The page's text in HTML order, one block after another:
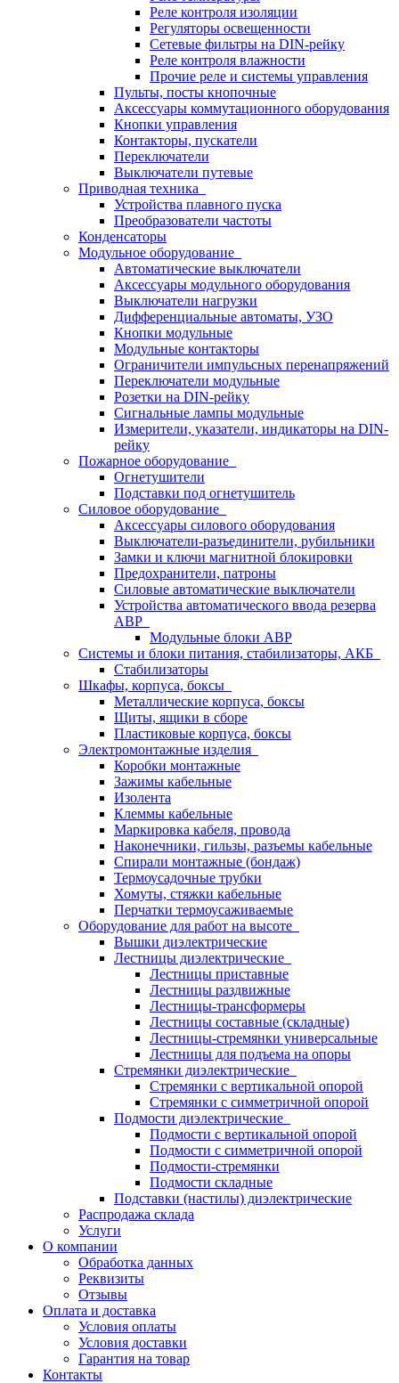
Реле контроля изоляции
Регуляторы освещенности
Сетевые фильтры на DIN-рейку
Реле контроля влажности
Прочие реле и системы управления
Пульты, посты кнопочные
Аксессуары коммутационного оборудования
Кнопки управления
Контакторы, пускатели
Переключатели
Выключатели путевые
Приводная техника
Устройства плавного пуска
Преобразователи частоты
Конденсаторы
Модульное оборудование
Автоматические выключатели
Аксессуары модульного оборудования
Выключатели нагрузки
Дифференциальные автоматы, УЗО
Кнопки модульные
Модульные контакторы
Ограничители импульсных перенапряжений
Переключатели модульные
Розетки на DIN-рейку
Сигнальные лампы модульные
Измерители, указатели, индикаторы на DIN-
рейку
Пожарное оборудование
Огнетушители
Подставки под огнетушитель
Силовое оборудование
Аксессуары силового оборудования
Выключатели-разъединители, рубильники
Замки и ключи магнитной блокировки
Предохранители, патроны
Силовые автоматические выключатели
Устройства автоматического ввода резерва
АВР
Модульные блоки АВР
Системы и блоки питания, стабилизаторы, АКБ
Стабилизаторы
Шкафы, корпуса, боксы
Металлические корпуса, боксы
Щиты, ящики в сборе
Пластиковые корпуса, боксы
Электромонтажные изделия
Коробки монтажные
Зажимы кабельные
Изолента
Клеммы кабельные
Маркировка кабеля, провода
Наконечники, гильзы, разъемы кабельные
Спирали монтажные (бондаж)
Термоусадочные трубки
Хомуты, стяжки кабельные
Перчатки термоусаживаемые
Оборудование для работ на высоте
Вышки диэлектрические
Лестницы диэлектрические
Лестницы приставные
Лестницы раздвижные
Лестницы-трансформеры
Лестницы составные (складные)
Лестницы-стремянки универсальные
Лестницы для подъема на опоры
Стремянки диэлектрические
Стремянки с вертикальной опорой
Стремянки с симметричной опорой
Подмости диэлектрические
Подмости с вертикальной опорой
Подмости с симметричной опорой
Подмости-стремянки
Подмости складные
Подставки (настилы) диэлектрические
Распродажа склада
Услуги
О компании
Обработка данных
Реквизиты
Отзывы
Оплата и доставка
Условия оплаты
Условия доставки
Гарантия на товар
Контакты